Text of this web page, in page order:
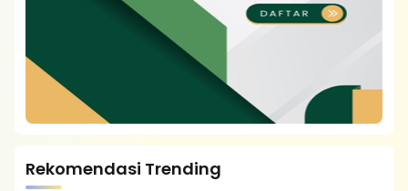
Rekomendasi Trending